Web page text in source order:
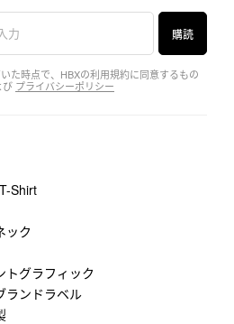
購読
た時点で、HBXの利用規約に同意するもの
び プライバシーポリシー
Shirt
ック
トグラフィック
ランドラベル